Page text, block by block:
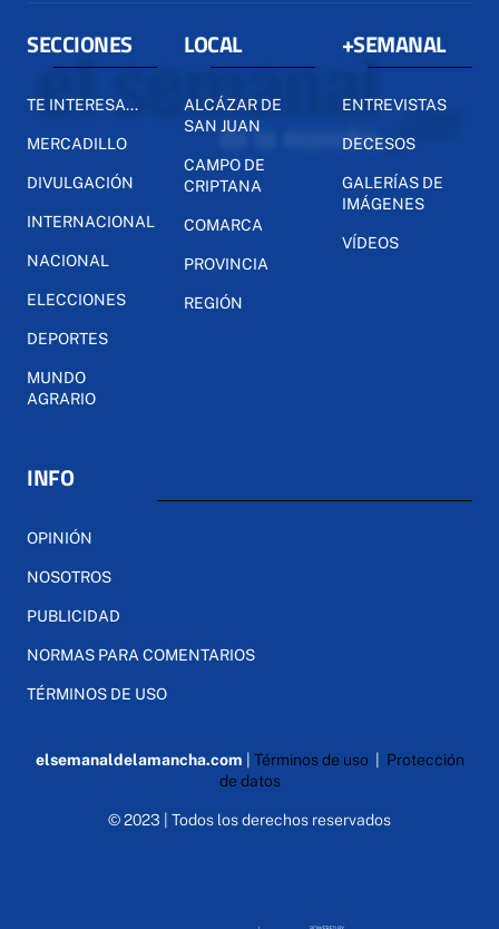
SECCIONES
TE INTERESA...
MERCADILLO
DIVULGACIÓN
INTERNACIONAL
NACIONAL
ELECCIONES
DEPORTES
MUNDO
AGRARIO
LOCAL
ALCÁZAR DE
SAN JUAN
CAMPO DE
CRIPTANA
COMARCA
PROVINCIA
REGIÓN
+SEMANAL
ENTREVISTAS
DECESOS
GALERÍAS DE
IMÁGENES
VÍDEOS
INFO
OPINIÓN
NOSOTROS
PUBLICIDAD
NORMAS PARA COMENTARIOS
TÉRMINOS DE USO
elsemanaldelamancha.com | Términos de uso| Protección
de datos
© 2023 | Todos los derechos reservados